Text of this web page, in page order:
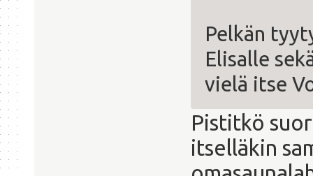
Pelkän
Elisalle
vielä itse
Pistitkö
itselläkin